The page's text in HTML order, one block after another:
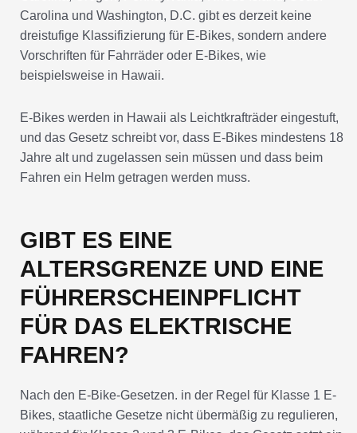
Carolina und Washington, D.C. gibt es derzeit keine
dreistufige Klassifizierung für E-Bikes, sondern andere
Vorschriften für Fahrräder oder E-Bikes, wie
beispielsweise in Hawaii.
E-Bikes werden in Hawaii als Leichtkrafträder eingestuft,
und das Gesetz schreibt vor, dass E-Bikes mindestens 18
Jahre alt und zugelassen sein müssen und dass beim
Fahren ein Helm getragen werden muss.
GIBT ES EINE
ALTERSGRENZE UND EINE
FÜHRERSCHEINPFLICHT
FÜR DAS ELEKTRISCHE
FAHREN?
Nach den E-Bike-Gesetzen. in der Regel für Klasse 1 E-
Bikes, staatliche Gesetze nicht übermäßig zu regulieren,